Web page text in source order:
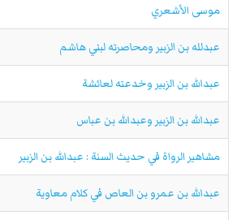
موسى الأشعري
عبدلله بن الزبير ومحاصرته لبني هاشم
عبدالله بن الزبير وخدعته لعائشة
عبدالله بن الزبير وعبدالله بن عباس
مشاهير الرواة في حديث السنة : عبدالله بن الزبير
عبدالله بن عمرو بن العاص في كلام معاوية